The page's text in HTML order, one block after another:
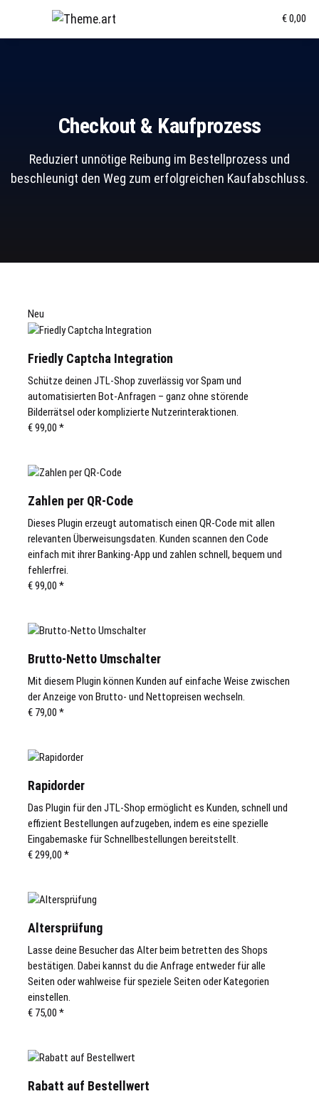
€ 0,00
Checkout & Kaufprozess
Reduziert unnötige Reibung im Bestellprozess und
beschleunigt den Weg zum erfolgreichen Kaufabschluss.
Neu
Friedly Captcha Integration
Schütze deinen JTL-Shop zuverlässig vor Spam und
automatisierten Bot-Anfragen – ganz ohne störende
Bilderrätsel oder komplizierte Nutzerinteraktionen.
€ 99,00 *
Zahlen per QR-Code
Dieses Plugin erzeugt automatisch einen QR-Code mit allen
relevanten Überweisungsdaten. Kunden scannen den Code
einfach mit ihrer Banking-App und zahlen schnell, bequem und
fehlerfrei.
€ 99,00 *
Brutto-Netto Umschalter
Mit diesem Plugin können Kunden auf einfache Weise zwischen
der Anzeige von Brutto- und Nettopreisen wechseln.
€ 79,00 *
Rapidorder
Das Plugin für den JTL-Shop ermöglicht es Kunden, schnell und
effizient Bestellungen aufzugeben, indem es eine spezielle
Eingabemaske für Schnellbestellungen bereitstellt.
€ 299,00 *
Altersprüfung
Lasse deine Besucher das Alter beim betretten des Shops
bestätigen. Dabei kannst du die Anfrage entweder für alle
Seiten oder wahlweise für speziele Seiten oder Kategorien
einstellen.
€ 75,00 *
Rabatt auf Bestellwert